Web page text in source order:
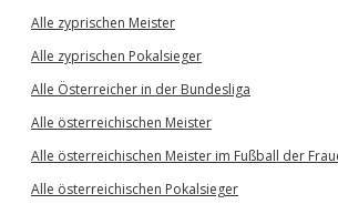
Alle zyprischen Meister
Alle zyprischen Pokalsieger
Alle Österreicher in der Bundesliga
Alle österreichischen Meister
Alle österreichischen Meister im Fußball der
Alle österreichischen Pokalsieger